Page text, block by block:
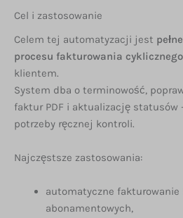
Cel i zastosowanie
Celem tej automatyzacji jest
procesu fakturowania cyklicznego
klientem.
System dba o terminowość,
faktur PDF i aktualizację statusów
potrzeby ręcznej kontroli.
Najczęstsze zastosowania:
automatyczne
abonamentowych,